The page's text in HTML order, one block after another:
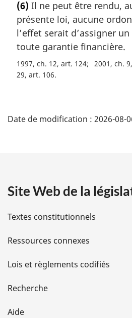
t
e
m
a
g
i
e
(6) Il ne peut être rendu,
présente loi, aucune
l’effet serait d’assigner
toute garantie financière.
1997, ch. 12, art. 124 2001, ch.
29, art. 106
é
i
l
s
d
e
l
Date de modification : 2026-08-
Site Web de la
Textes constitutionnels
Ressources connexes
Lois et règlements codifiés
Recherche
Aide